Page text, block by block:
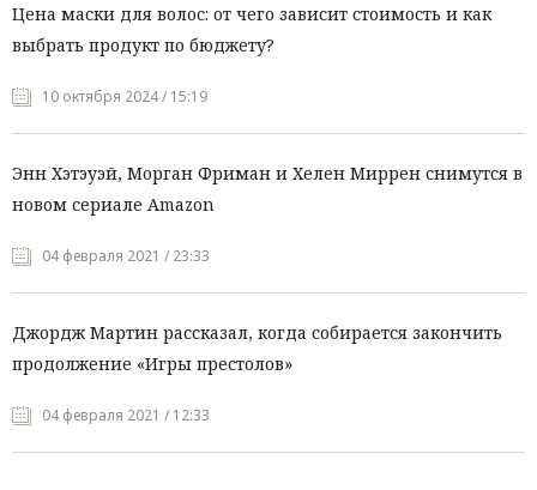
Цена маски для волос: от чего зависит стоимость и как
выбрать продукт по бюджету?
10 октября 2024 / 15:19
Энн Хэтэуэй, Морган Фриман и Хелен Миррен снимутся в
новом сериале Amazon
04 февраля 2021 / 23:33
Джордж Мартин рассказал, когда собирается закончить
продолжение «Игры престолов»
04 февраля 2021 / 12:33